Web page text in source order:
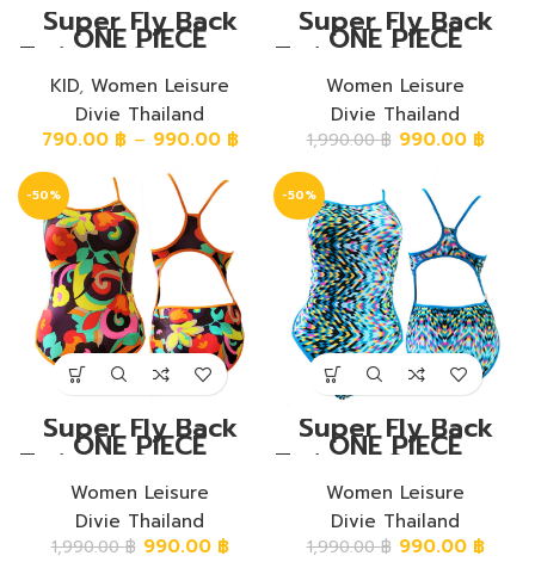
Super Fly Back
ONE PIECE
Training Swimwear
ชุดวันพีชขาเว้าหลัง
ซุปเปอร์ฟลาย ลายสี
เหลี่ยมเปียกปูนหลาก
สี
KID, Women Leisure
Divie Thailand
790.00 ฿ – 990.00 ฿
Super Fly Back
ONE PIECE
Training Swimwear
ชุดวันพีชขาเว้าหลัง
ซุปเปอร์ฟลาย ลาย
หยักดำเทา-ดำ
Women Leisure
Divie Thailand
1,990.00฿ 990.00 ฿
-50%
Super Fly Back
ONE PIECE
Training Swimwear
ชุดวันพีชขาเว้าหลัง
ซุปเปอร์ฟลาย ลาย
ดอกไม้
Women Leisure
Divie Thailand
1,990.00฿ 990.00 ฿
-50%
Super Fly Back
ONE PIECE
Training Swimwear
ชุดวันพีชขาเว้าหลัง
ซุปเปอร์ฟลาย ลาย
สี่เหลี่ยมหลากสี
Women Leisure
Divie Thailand
1,990.00฿ 990.00 ฿